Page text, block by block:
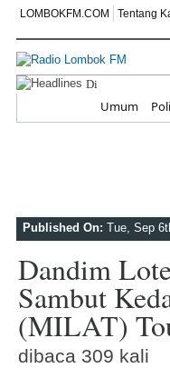
LOMBOKFM.COM Tentang
Di Balik Ruang
Umum
Published On: Tue, Sep
Dandim
Sambut
(MILAT)
dibaca 309 kali